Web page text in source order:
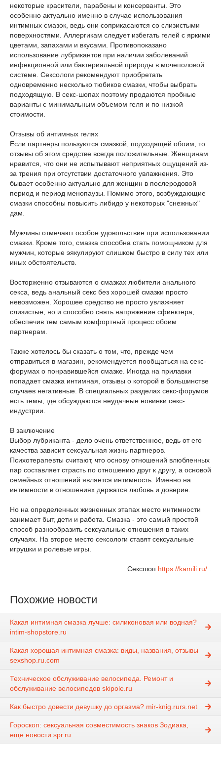
некоторые красители, парабены и консерванты. Это
особенно актуально именно в случае использования
интимных смазок, ведь они соприкасаются со слизистыми
поверхностями. Аллергикам следует избегать гелей с яркими
цветами, запахами и вкусами. Противопоказано
использование лубрикантов при наличии заболеваний
инфекционной или бактериальной природы в мочеполовой
системе. Сексологи рекомендуют приобретать
одновременно несколько тюбиков смазки, чтобы выбрать
подходящую. В секс-шопах поэтому продаются пробные
варианты с минимальным объемом геля и по низкой
стоимости.
Отзывы об интимных гелях
Если партнеры пользуются смазкой, подходящей обоим, то
отзывы об этом средстве всегда положительные. Женщинам
нравится, что они не испытывают неприятных ощущений из-
за трения при отсутствии достаточного увлажнения. Это
бывает особенно актуально для женщин в послеродовой
период и период менопаузы. Помимо этого, возбуждающие
смазки способны повысить либидо у некоторых "снежных"
дам.
Мужчины отмечают особое удовольствие при использовании
смазки. Кроме того, смазка способна стать помощником для
мужчин, которые эякулируют слишком быстро в силу тех или
иных обстоятельств.
Восторженно отзываются о смазках любители анального
секса, ведь анальный секс без хорошей смазки просто
невозможен. Хорошее средство не просто увлажняет
слизистые, но и способно снять напряжение сфинктера,
обеспечив тем самым комфортный процесс обоим
партнерам.
Также хотелось бы сказать о том, что, прежде чем
отправиться в магазин, рекомендуется пообщаться на секс-
форумах о понравившейся смазке. Иногда на прилавки
попадает смазка интимная, отзывы о которой в большинстве
случаев негативные. В специальных разделах секс-форумов
есть темы, где обсуждаются неудачные новинки секс-
индустрии.
В заключение
Выбор лубриканта - дело очень ответственное, ведь от его
качества зависит сексуальная жизнь партнеров.
Психотерапевты считают, что основу отношений влюбленных
пар составляет страсть по отношению друг к другу, а основой
семейных отношений является интимность. Именно на
интимности в отношениях держатся любовь и доверие.
Но на определенных жизненных этапах место интимности
занимает быт, дети и работа. Смазка - это самый простой
способ разнообразить сексуальные отношения в таких
случаях. На второе место сексологи ставят сексуальные
игрушки и ролевые игры.
Сексшоп https://kamili.ru/
Похожие новости
Какая интимная смазка лучше: силиконовая или водная?
intim-shopstore.ru
Какая хорошая интимная смазка: виды, названия, отзывы
sexshop.ru.com
Техническое обслуживание велосипеда. Ремонт и
обслуживание велосипедов skipole.ru
Как быстро довести девушку до оргазма? mir-knig.rurs.net
Гороскоп: сексуальная совместимость знаков Зодиака,
еще новости spr.ru